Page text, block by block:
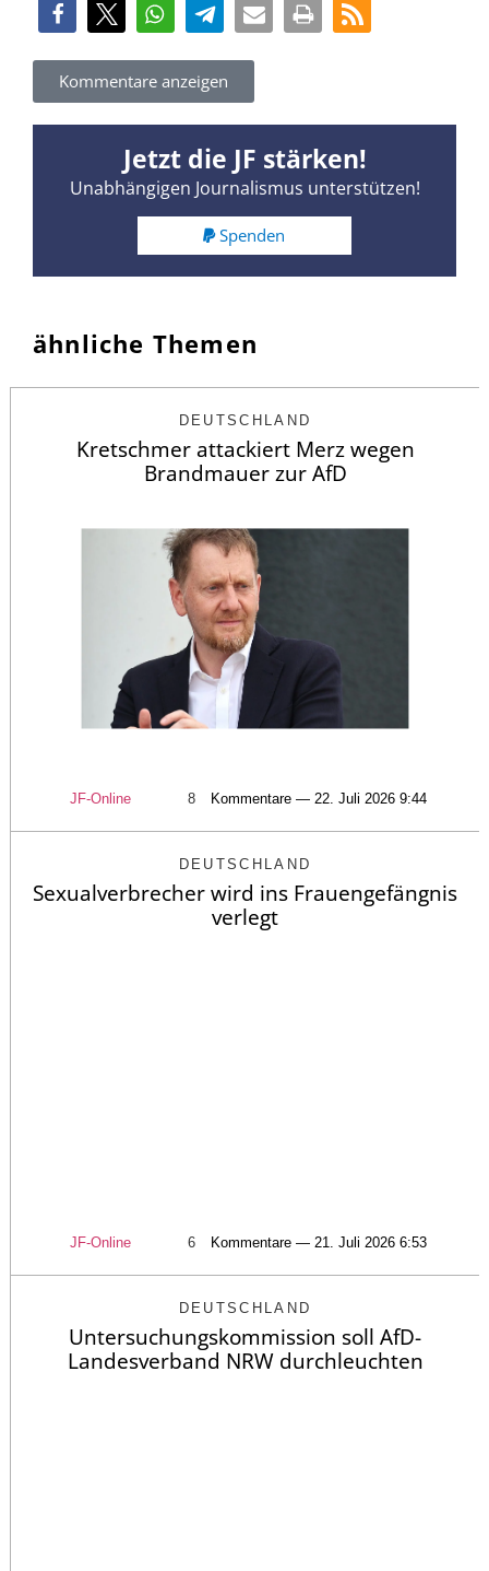
Kommentare anzeigen
Jetzt die JF stärken!
Unabhängigen Journalismus unterstützen!
Spenden
ähnliche Themen
DEUTSCHLAND
Kretschmer attackiert Merz wegen
Brandmauer zur AfD
JF-Online 8 Kommentare — 22. Juli 2026 9:44
DEUTSCHLAND
Sexualverbrecher wird ins Frauengefängnis
verlegt
JF-Online 6 Kommentare — 21. Juli 2026 6:53
DEUTSCHLAND
Untersuchungskommission soll AfD-
Landesverband NRW durchleuchten